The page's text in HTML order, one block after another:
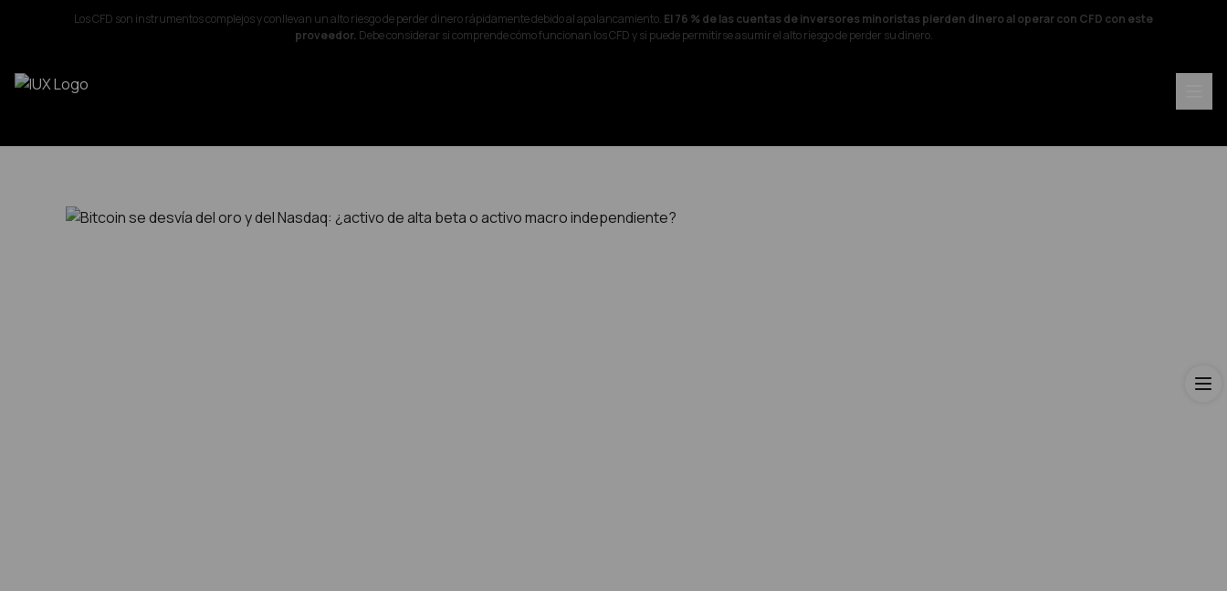
Los CFD son instrumentos complejos y conllevan un alto riesgo de perder dinero rápidamente debido al apalancamiento. El 76 % de las cuentas de inversores minoristas pierden dinero al operar con CFD con este
proveedor. Debe considerar si comprende cómo funcionan los CFD y si puede permitirse asumir el alto riesgo de perder su dinero.